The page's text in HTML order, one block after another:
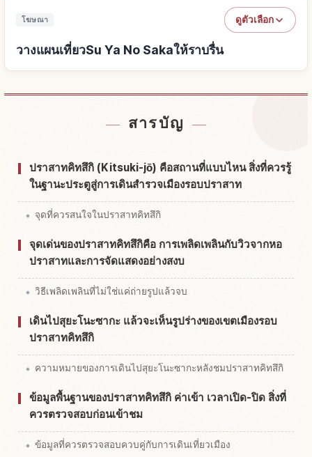
โฆษณา ดูตัวเลือก
วางแผนเที่ยวSu Ya No Sakaให้ราบรื่น
สารบัญ
ปราสาทคิทสึกิ (Kitsuki-jō) คือสถานที่แบบไหน สิ่งที่ควรรู้
ในฐานะประตูสู่การเดินสำรวจเมืองรอบปราสาท
จุดที่ควรสนใจในปราสาทคิทสึกิ
จุดเด่นของปราสาทคิทสึกิคือ การเพลิดเพลินกับวิวจากหอ
ปราสาทและการจัดแสดงอย่างสงบ
วิธีเพลิดเพลินที่ไม่ใช่แค่ถ่ายรูปแล้วจบ
เดินไปสุยะโนะซากะ แล้วจะเห็นรูปร่างของเขตเมืองรอบ
ปราสาทคิทสึกิ
ความหมายของการเดินไปสุยะโนะซากะหลังชมปราสาทคิทสึกิ
ข้อมูลพื้นฐานของปราสาทคิทสึกิ ค่าเข้า เวลาเปิด-ปิด สิ่งที่
ควรตรวจสอบก่อนเข้าชม
ข้อมูลที่ควรตรวจสอบควบคู่กับการเดินเที่ยวเมือง